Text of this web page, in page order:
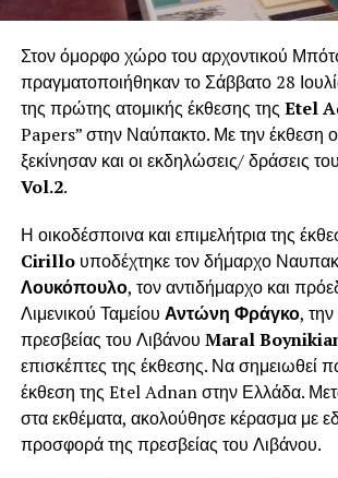
Στον όμορφο χώρο του αρχοντικού
πραγματοποιήθηκαν το Σάββατο 28
της πρώτης ατομικής έκθεσης της Etel
Papers” στην Ναύπακτο. Με την έκθεση
ξεκίνησαν και οι εκδηλώσεις/ δράσεις του
Vol.2.
Η οικοδέσποινα και επιμελήτρια της
Cirilloυποδέχτηκε τον δήμαρχο
Λουκόπουλο, τον αντιδήμαρχο και
Λιμενικού Ταμείου Αντώνη Φράγκο,
πρεσβείας του Λιβάνου Maral
επισκέπτες της έκθεσης. Να σημειωθεί
έκθεση της Etel Adnan στην Ελλάδα.
στα εκθέματα, ακολούθησε κέρασμα με
προσφορά της πρεσβείας του Λιβάνου.